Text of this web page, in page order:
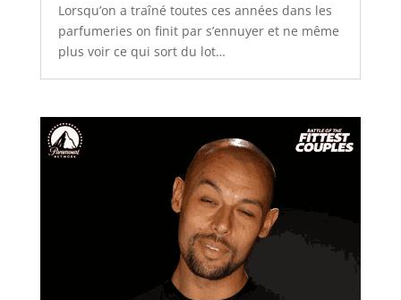
Lorsqu’on a traîné toutes ces années dans les
parfumeries on finit par s’ennuyer et ne même
plus voir ce qui sort du lot…